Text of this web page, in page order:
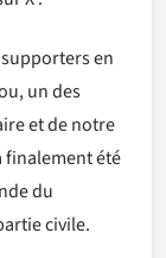
supporters en
un des
et de notre
finalement été
du
civile.